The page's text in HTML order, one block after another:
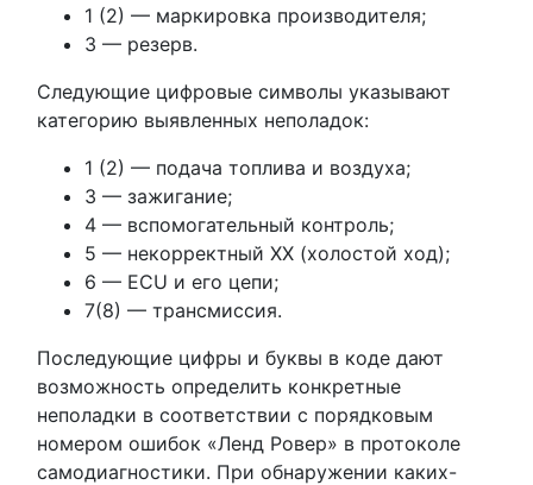
1 (2) — маркировка производителя;
3 — резерв.
Следующие цифровые символы указывают
категорию выявленных неполадок:
1 (2) — подача топлива и воздуха;
3 — зажигание;
4 — вспомогательный контроль;
5 — некорректный ХХ (холостой ход);
6 — ECU и его цепи;
7(8) — трансмиссия.
Последующие цифры и буквы в коде дают
возможность определить конкретные
неполадки в соответствии с порядковым
номером ошибок «Ленд Ровер» в протоколе
самодиагностики. При обнаружении каких-